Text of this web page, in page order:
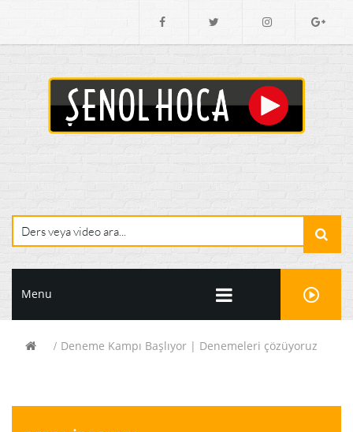
Menu
Deneme Kampı Başlıyor | Denemeleri çözüyoruz